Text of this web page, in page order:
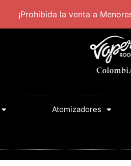
Atomizadores
¡Prohibida la venta a